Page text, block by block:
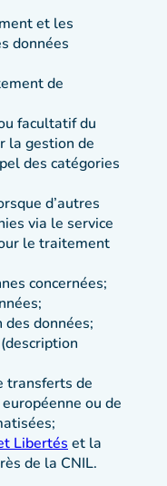
et les
données
de
facultatif du
la gestion de
des catégories
d’autres
via le service
le traitement
concernées;
données;
transferts de
ou de
Libertés et la
de la CNIL.